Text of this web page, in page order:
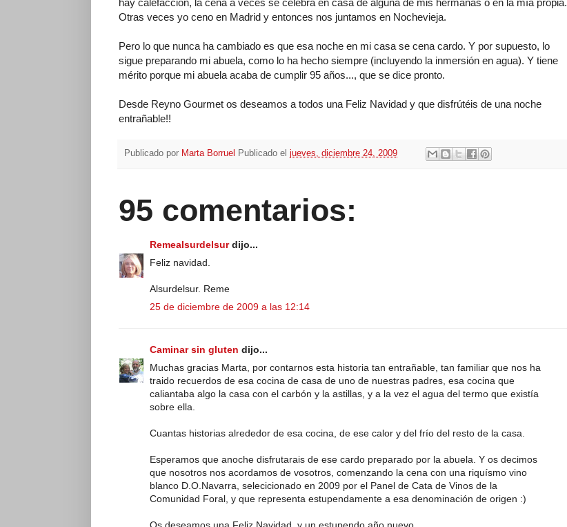
Otras veces yo ceno en Madrid y entonces nos juntamos en Nochevieja.
Pero lo que nunca ha cambiado es que esa noche en mi casa se cena cardo. Y por supuesto, lo
sigue preparando mi abuela, como lo ha hecho siempre (incluyendo la inmersión en agua). Y tiene
mérito porque mi abuela acaba de cumplir 95 años..., que se dice pronto.
Desde Reyno Gourmet os deseamos a todos una Feliz Navidad y que disfrútéis de una noche
entrañable!!
Publicado por Marta Borruel Publicado el jueves, diciembre 24, 2009
95 comentarios:
Remealsurdelsurdijo...
Feliz navidad.
Alsurdelsur. Reme
25 de diciembre de 2009 a las 12:14
Caminar sin gluten dijo...
Muchas gracias Marta, por contarnos esta historia tan entrañable, tan familiar que nos ha
traido recuerdos de esa cocina de casa de uno de nuestras padres, esa cocina que
caliantaba algo la casa con el carbón y la astillas, y a la vez el agua del termo que existía
sobre ella.
Cuantas historias alrededor de esa cocina, de ese calor y del frío del resto de la casa.
Esperamos que anoche disfrutarais de ese cardo preparado por la abuela. Y os decimos
que nosotros nos acordamos de vosotros, comenzando la cena con una riquísmo vino
blanco D.O.Navarra, selecicionado en 2009 por el Panel de Cata de Vinos de la
Comunidad Foral, y que representa estupendamente a esa denominación de origen :)
Os deseamos una Feliz Navidad, y un estupendo año nuevo.